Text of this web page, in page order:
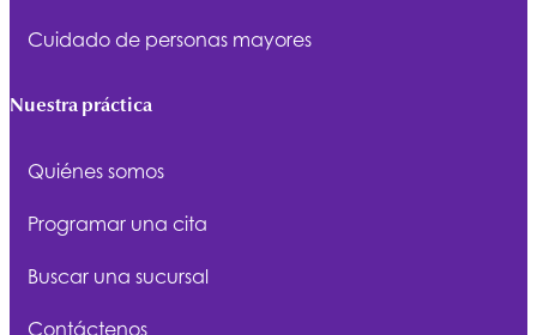
Cuidado de personas mayores
Nuestra práctica
Quiénes somos
Programar una cita
Buscar una sucursal
Contáctenos